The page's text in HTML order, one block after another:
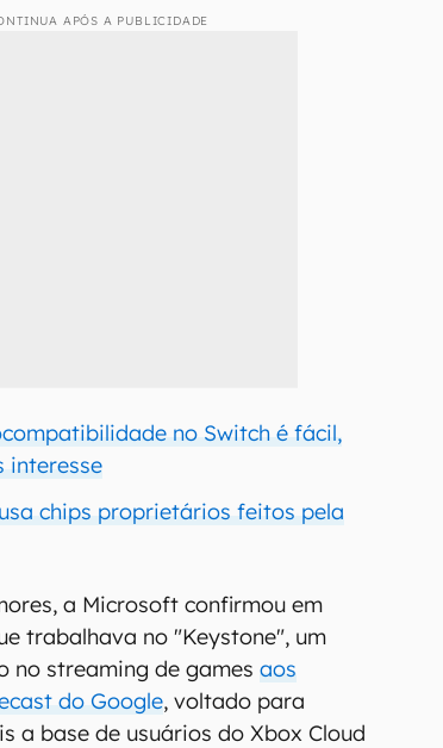
APÓS A PUBLICIDADE
no Switch é fácil,
interesse
usa chips proprietários feitos pela
a Microsoft confirmou em
trabalhava no "Keystone", um
no streaming de gamesaos
do Google, voltado para
a base de usuários do Xbox Cloud